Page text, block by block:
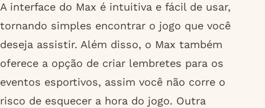
A interface do Max é intuitiva e fácil de usar,
tornando simples encontrar o jogo que você
deseja assistir. Além disso, o Max também
oferece a opção de criar lembretes para os
eventos esportivos, assim você não corre o
risco de esquecer a hora do jogo. Outra